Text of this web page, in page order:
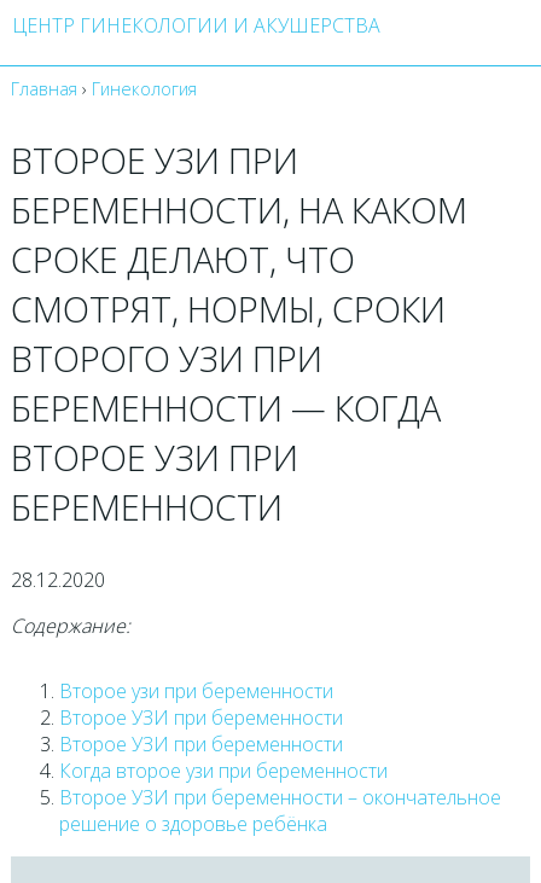
ЦЕНТР ГИНЕКОЛОГИИ И АКУШЕРСТВА
Главная › Гинекология
ВТОРОЕ УЗИ ПРИ
БЕРЕМЕННОСТИ, НА КАКОМ
СРОКЕ ДЕЛАЮТ, ЧТО
СМОТРЯТ, НОРМЫ, СРОКИ
ВТОРОГО УЗИ ПРИ
БЕРЕМЕННОСТИ — КОГДА
ВТОРОЕ УЗИ ПРИ
БЕРЕМЕННОСТИ
28.12.2020
Содержание:
Второе узи при беременности
Второе УЗИ при беременности
Второе УЗИ при беременности
Когда второе узи при беременности
Второе УЗИ при беременности – окончательное
решение о здоровье ребёнка